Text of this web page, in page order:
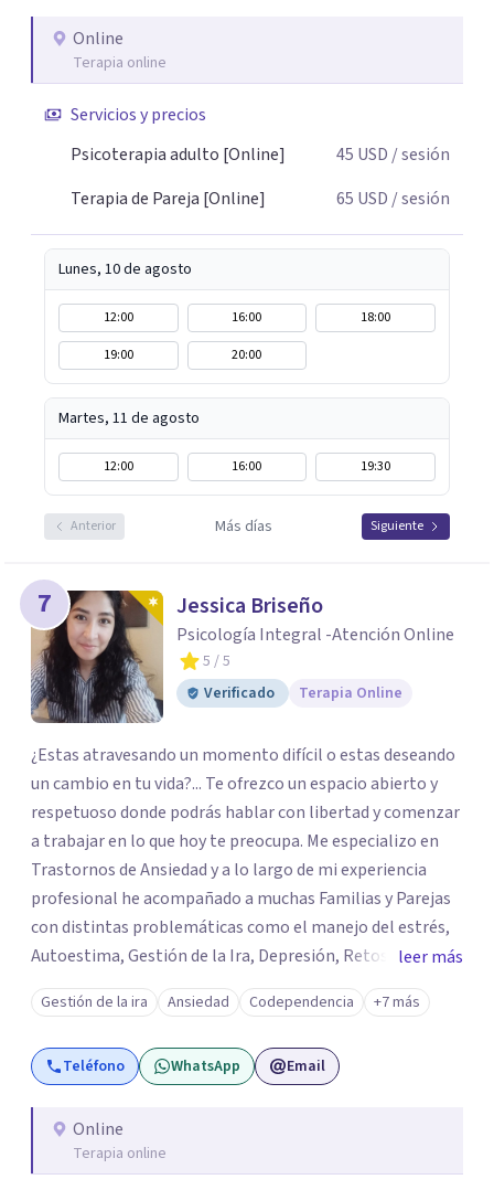
psicoterapia, cuento con especialización en sexoterapia,
por lo que también acompaño temas de salud sexual,
dificultades en el deseo, intimidad, orientación o
identidad. Busco que el espacio terapéutico sea un lugar
respeto y libertad. Trabajo con objetivos claros y
realistas, sin fórmulas rígidas: combinamos profundidad
emocional con una mirada práctica sobre tu vida diaria.
Online
Terapia online
Servicios y precios
Psicoterapia adulto [Online]
45 USD / sesión
Terapia de Pareja [Online]
65 USD / sesión
Lunes, 10 de agosto
12:00 16:00
18:00
19:00
20:00
Martes, 11 de agosto
12:00 16:00 19:30
Anterior Más días Siguiente
7 Jessica Briseño
Psicología Integral -Atención Online
5 / 5
Verificado
Terapia Online
¿Estas atravesando un momento difícil o estas deseando
un cambio en tu vida?... Te ofrezco un espacio abierto y
respetuoso donde podrás hablar con libertad y comenzar
a trabajar en lo que hoy te preocupa. Me especializo en
Trastornos de Ansiedad y a lo largo de mi experiencia
profesional he acompañado a muchas Familias y Parejas
con distintas problemáticas como el manejo del estrés,
Autoestima, Gestión de la Ira, Depresión, Retos en la
Crianza, Codependencia, Celos, entre otros. Cuento con
más de 12 años de experiencia en el área de la Salud
mental y he trabajado en distintos contextos clínicos con
niños, Adolescentes y Adultos
leer más
Gestión de la ira Ansiedad Codependencia +7 más
Teléfono WhatsApp Email
Online
Terapia online